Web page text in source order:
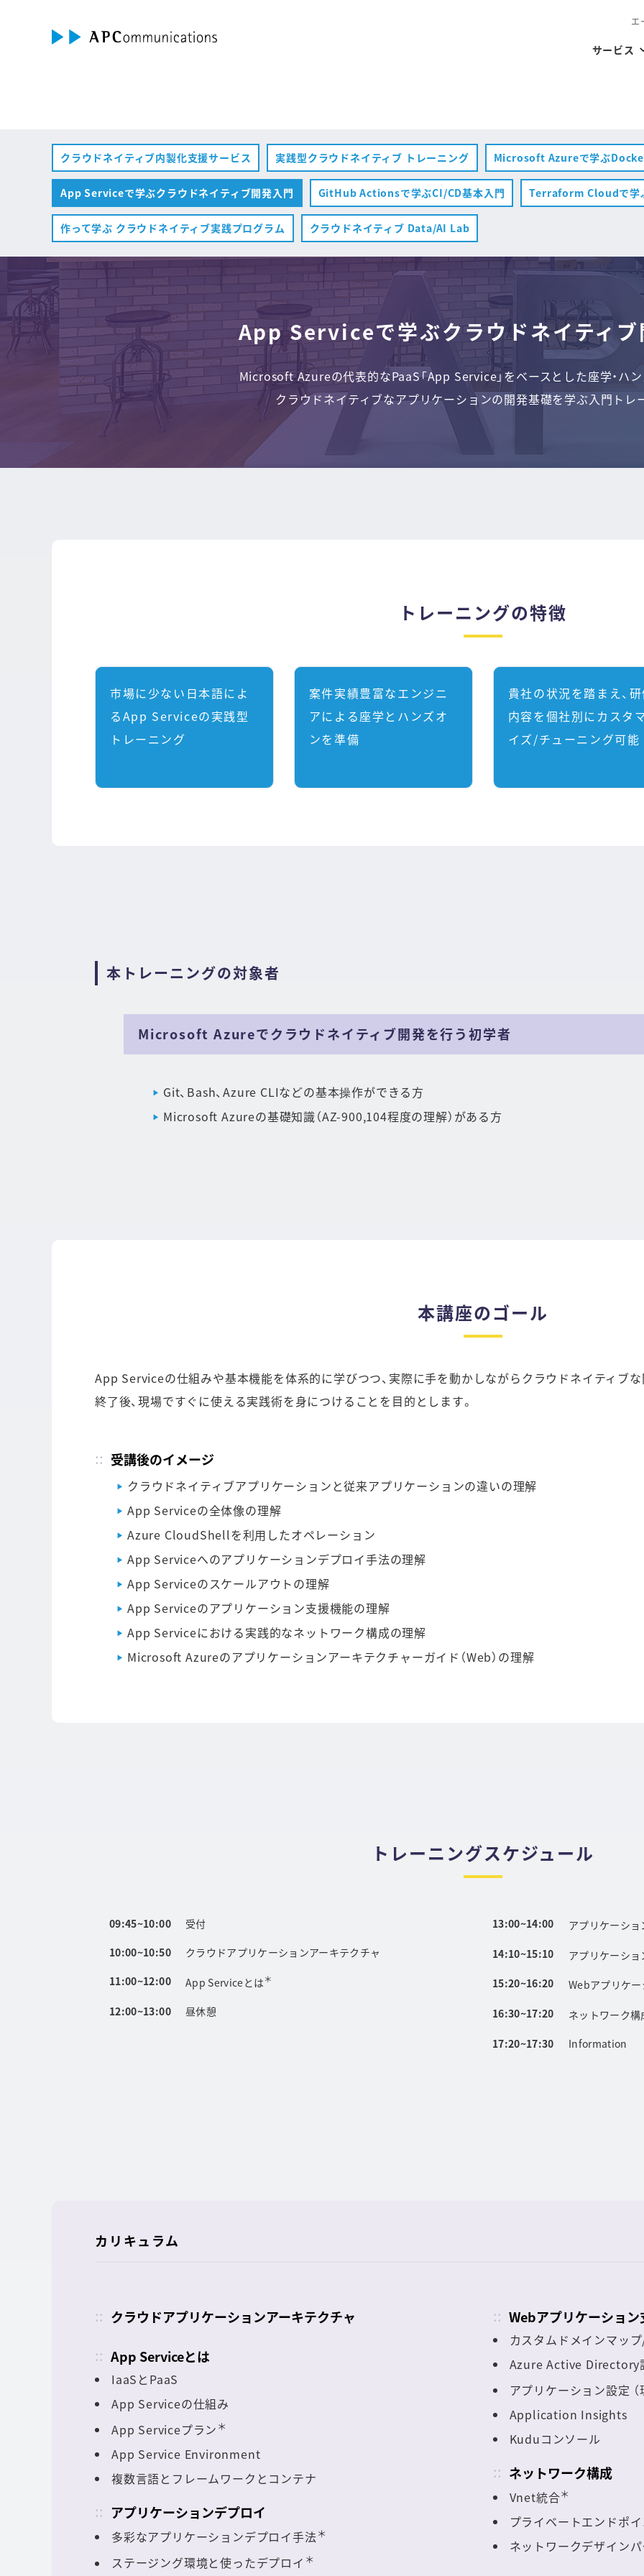
エ
サービス
クラウドネイティブ内製化支援サービス 実践型クラウドネイティブ トレーニング Microsoft Azureで学ぶ
App Serviceで学ぶクラウドネイティブ開発入門 GitHub Actionsで学ぶCI/CD基本入門 Terraform Cloudで
作って学ぶ クラウドネイティブ実践プログラム クラウドネイティブ Data/AI Lab
App Serviceで学ぶクラウドネイティ
Microsoft Azureの代表的なPaaS「App Service」をベースとした座学・ハ
クラウドネイティブなアプリケーションの開発基礎を学ぶ入門トレ
トレーニングの特徴
市場に少ない日本語によ
るApp Serviceの実践型
トレーニング
案件実績豊富なエンジニ
アによる座学とハンズオ
ンを準備
貴社の状況を踏まえ、
内容を個社別にカスタ
イズ/チューニング可能
本トレーニングの対象者
Microsoft Azureでクラウドネイティブ開発を行う初学者
Git、Bash、Azure CLIなどの基本操作ができる方
Microsoft Azureの基礎知識（AZ-900,104程度の理解）がある方
本講座のゴール
App Serviceの仕組みや基本機能を体系的に学びつつ、実際に手を動かしながらクラウドネイティブ
終了後、現場ですぐに使える実践術を身につけることを目的とします。
受講後のイメージ
クラウドネイティブアプリケーションと従来アプリケーションの違いの理解
App Serviceの全体像の理解
Azure CloudShellを利用したオペレーション
App Serviceへのアプリケーションデプロイ手法の理解
App Serviceのスケールアウトの理解
App Serviceのアプリケーション支援機能の理解
App Serviceにおける実践的なネットワーク構成の理解
Microsoft Azureのアプリケーションアーキテクチャーガイド（Web）の理解
トレーニングスケジュール
09:45~10:00
受付
10:00~10:50
クラウドアプリケーションアーキテクチャ
11:00~12:00
App Serviceとは＊
12:00~13:00 昼休憩
13:00~14:00 アプリケーショ
14:10~15:10 アプリケーシ
15:20~16:20 Webアプリケ
16:30~17:20 ネットワーク構
17:20~17:30 Information
カリキュラム
クラウドアプリケーションアーキテクチャ
App Serviceとは
IaaSとPaaS
App Serviceの仕組み
App Serviceプラン ＊
App Service Environment
複数言語とフレームワークとコンテナ
アプリケーションデプロイ
多彩なアプリケーションデプロイ手法＊
ステージング環境と使ったデプロイ ＊
Webアプリケーション
カスタムドメインマッ
Azure Active Directory
アプリケーション設定
Application Insights
Kuduコンソール
ネットワーク構成
Vnet統合＊
プライベートエンドポイ
ネットワークデザイン